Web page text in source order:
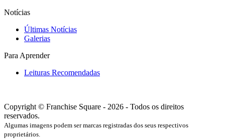
Notícias
Últimas Notícias
Galerias
Para Aprender
Leituras Recomendadas
Copyright © Franchise Square - 2026 - Todos os direitos
reservados.
Algumas imagens podem ser marcas registradas dos seus respectivos
proprietários.